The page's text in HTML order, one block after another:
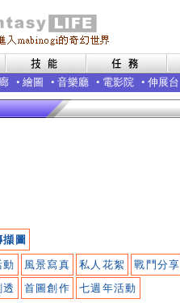
• 繪圖 • 音樂廳 • 電影院 • 伸展台
擷圖
動 風景寫真 私人花絮 戰鬥分享
透 首圖創作 七週年活動